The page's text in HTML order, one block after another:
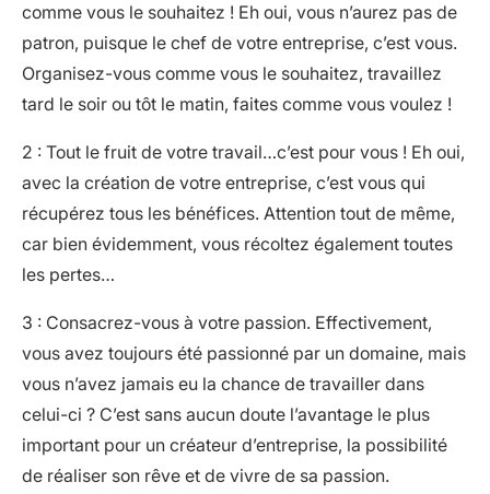
comme vous le souhaitez ! Eh oui, vous n’aurez pas de
patron, puisque le chef de votre entreprise, c’est vous.
Organisez-vous comme vous le souhaitez, travaillez
tard le soir ou tôt le matin, faites comme vous voulez !
2 : Tout le fruit de votre travail…c’est pour vous ! Eh oui,
avec la création de votre entreprise, c’est vous qui
récupérez tous les bénéfices. Attention tout de même,
car bien évidemment, vous récoltez également toutes
les pertes…
3 : Consacrez-vous à votre passion. Effectivement,
vous avez toujours été passionné par un domaine, mais
vous n’avez jamais eu la chance de travailler dans
celui-ci ? C’est sans aucun doute l’avantage le plus
important pour un créateur d’entreprise, la possibilité
de réaliser son rêve et de vivre de sa passion.